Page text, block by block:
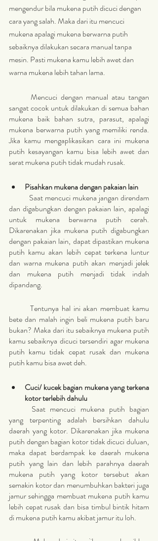
mengendur bila mukena putih dicuci dengan
cara yang salah. Maka dari itu mencuci
mukena apalagi mukena berwarna putih
sebaiknya dilakukan secara manual tanpa
mesin. Pasti mukena kamu lebih awet dan
warna mukena lebih tahan lama.
sangat cocok untuk dilakukan di semua bahan
mukena baik bahan sutra, parasut, apalagi
mukena berwarna putih yang memiliki renda.
Jika kamu mengaplikasikan cara ini mukena
putih kesayangan kamu bisa lebih awet dan
serat mukena putih tidak mudah rusak.
Pisahkan mukena dengan pakaian lain
dan digabungkan dengan pakaian lain, apalagi
untuk mukena berwarna putih cerah.
Dikarenakan jika mukena putih digabungkan
dengan pakaian lain, dapat dipastikan mukena
putih kamu akan lebih cepat terkena luntur
dan warna mukena putih akan menjadi jelek
dan mukena putih menjadi tidak indah
dipandang.
bete dan malah ingin beli mukena putih baru
bukan? Maka dari itu sebaiknya mukena putih
kamu sebaiknya dicuci tersendiri agar mukena
putih kamu tidak cepat rusak dan mukena
putih kamu bisa awet deh.
Cuci/ kucek bagian mukena yang terkena
kotor terlebih dahulu
yang terpenting adalah bersihkan dahulu
daerah yang kotor. Dikarenakan jika mukena
putih dengan bagian kotor tidak dicuci duluan,
maka dapat berdampak ke daerah mukena
putih yang lain dan lebih parahnya daerah
mukena putih yang kotor tersebut akan
semakin kotor dan menumbuhkan bakteri juga
jamur sehingga membuat mukena putih kamu
lebih cepat rusak dan bisa timbul bintik hitam
di mukena putih kamu akibat jamur itu loh.